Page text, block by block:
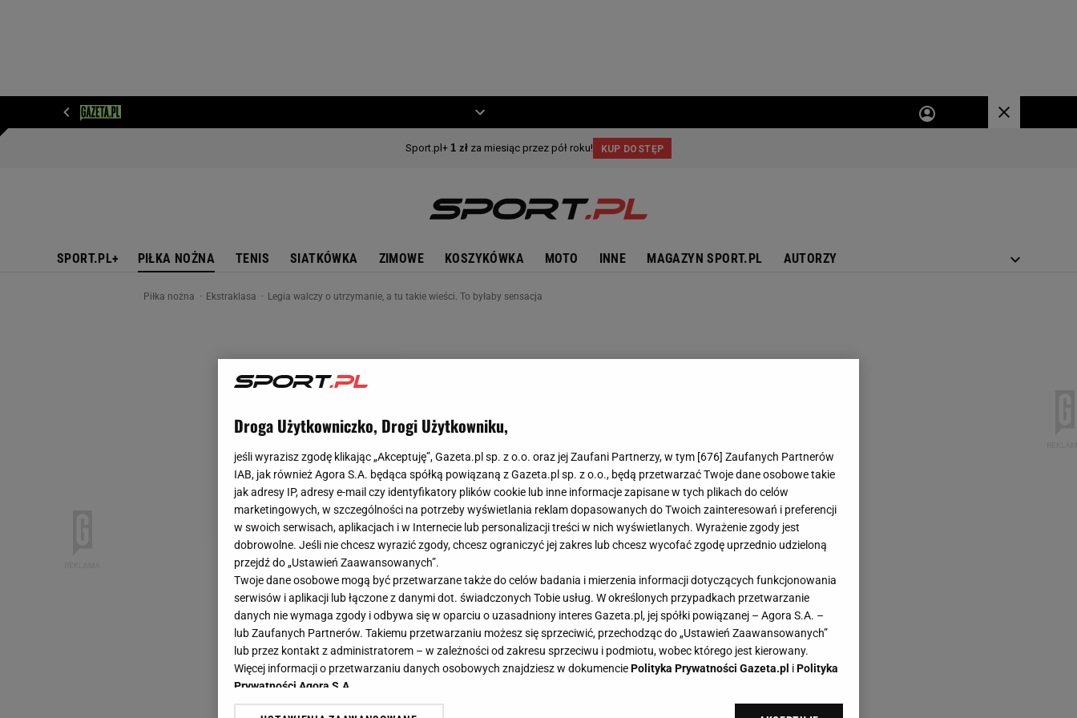
SPORT.PL+ PIŁKA NOŻNA TENIS SIATKÓWKA ZIMOWE KOSZYKÓWKA MOTO INNE MAGAZYN SPORT.PL AUTORZY
Piłka nożna Ekstraklasa Legia walczy o utrzymanie, a tu takie wieści. To byłaby sensacja
Droga Użytkowniczko, Drogi Użytkowniku,
jeśli wyrazisz zgodę klikając „Akceptuję”, Gazeta.pl sp. z o.o. oraz jej Zaufani Partnerzy, w tym [676] Zaufanych Partnerów
IAB, jak również Agora S.A. będąca spółką powiązaną z Gazeta.pl sp. z o.o., będą przetwarzać Twoje dane osobowe takie
jak adresy IP, adresy e-mail czy identyfikatory plików cookie lub inne informacje zapisane w tych plikach do celów
marketingowych, w szczególności na potrzeby wyświetlania reklam dopasowanych do Twoich zainteresowań i preferencji
w swoich serwisach, aplikacjach i w Internecie lub personalizacji treści w nich wyświetlanych. Wyrażenie zgody jest
dobrowolne. Jeśli nie chcesz wyrazić zgody, chcesz ograniczyć jej zakres lub chcesz wycofać zgodę uprzednio udzieloną
przejdź do „Ustawień Zaawansowanych”.
Twoje dane osobowe mogą być przetwarzane także do celów badania i mierzenia informacji dotyczących funkcjonowania
serwisów i aplikacji lub łączone z danymi dot. świadczonych Tobie usług. W określonych przypadkach przetwarzanie
danych nie wymaga zgody i odbywa się w oparciu o uzasadniony interes Gazeta.pl, jej spółki powiązanej – Agora S.A. –
lub Zaufanych Partnerów. Takiemu przetwarzaniu możesz się sprzeciwić, przechodząc do „Ustawień Zaawansowanych”
lub przez kontakt z administratorem – w zależności od zakresu sprzeciwu i podmiotu, wobec którego jest kierowany.
Więcej informacji o przetwarzaniu danych osobowych znajdziesz w dokumenciePolityka Prywatności Gazeta.pl iPolityka
Prywatności Agora S.A.